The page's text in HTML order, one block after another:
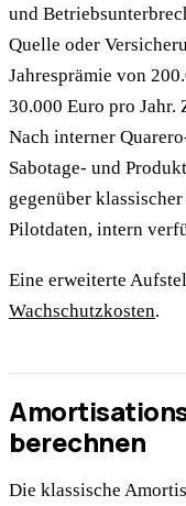
und
Quelle oder
Jahresprämie von
30.000 Euro pro
Nach interner
Sabotage- und
gegenüber
Pilotdaten, intern
Eine erweiterte
Wachschutzkosten.
berechnen
Die klassische